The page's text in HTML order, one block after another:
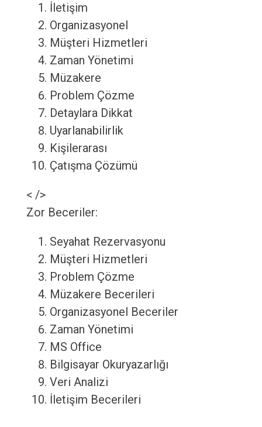
İletişim
Organizasyonel
Müşteri Hizmetleri
Zaman Yönetimi
Müzakere
Problem Çözme
Detaylara Dikkat
Uyarlanabilirlik
Kişilerarası
Çatışma Çözümü
< />
Zor Beceriler:
Seyahat Rezervasyonu
Müşteri Hizmetleri
Problem Çözme
Müzakere Becerileri
Organizasyonel Beceriler
Zaman Yönetimi
MS Office
Bilgisayar Okuryazarlığı
Veri Analizi
İletişim Becerileri